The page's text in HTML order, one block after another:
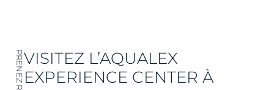
VISITEZ L’AQUALEX
EXPERIENCE CENTER À